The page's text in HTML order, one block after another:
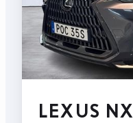
LEXUS NX